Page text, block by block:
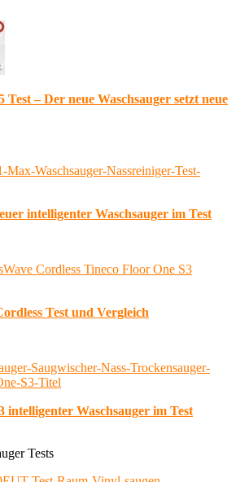
Test – Der neue Waschsauger setzt neue
intelligenter Waschsauger im Test
Test und Vergleich
intelligenter Waschsauger im Test
Tests